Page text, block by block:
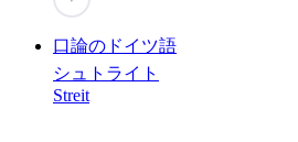
口論のドイツ語
シュトライト
Streit